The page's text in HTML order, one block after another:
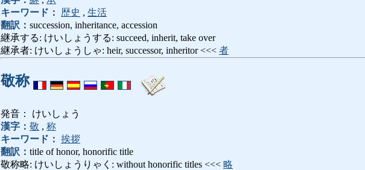
キーワード：
歴史 , 生活
翻訳： succession, inheritance, accession
継承する: けいしょうする: succeed, inherit, take over
継承者: けいしょうしゃ: heir, successor, inheritor <<< 者
敬称
発音： けいしょう
漢字： 敬 , 称
キーワード： 挨拶
翻訳： title of honor, honorific title
敬称略: けいしょうりゃく: without honorific titles <<< 略